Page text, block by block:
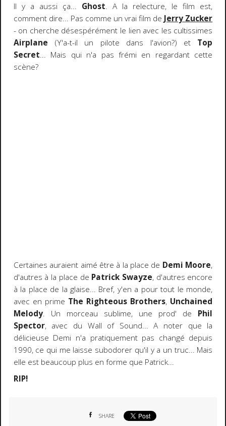
Il y a aussi ça... Ghost. A la relecture, le film est,
comment dire... Pas comme un vrai film de Jerry Zucker
- on cherche désespérément le lien avec les cultissimes
Airplane (Y'a-t-il un pilote dans l'avion?) et Top
Secret... Mais qui n'a pas frémi en regardant cette
scène?
Certaines auraient aimé être à la place de Demi Moore,
d'autres à la place de Patrick Swayze, d'autres encore
à la place de la glaise... Bref, y'en a pour tout le monde,
avec en prime The Righteous Brothers, Unchained
Melody. Un morceau sublime, une prod' de Phil
Spector, avec du Wall of Sound... A noter que la
délicieuse Demi n'a pratiquement pas changé depuis
1990, ce qui me laisse subodorer qu'il y a un truc... Mais
elle est beaucoup plus en forme que Patrick...
RIP!
SHARE